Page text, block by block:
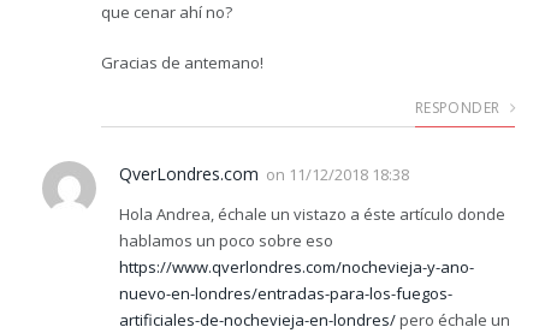
que cenar ahí no?
Gracias de antemano!
RESPONDER
QverLondres.com on 11/12/2018 18:38
Hola Andrea, échale un vistazo a éste artículo donde
hablamos un poco sobre eso
https://www.qverlondres.com/nochevieja-y-ano-
nuevo-en-londres/entradas-para-los-fuegos-
artificiales-de-nochevieja-en-londres/pero échale un